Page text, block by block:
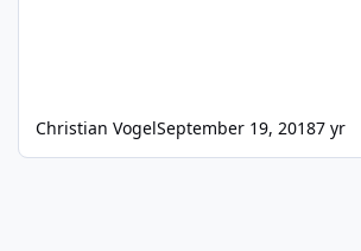
Christian VogelSeptember 19, 20187 yr